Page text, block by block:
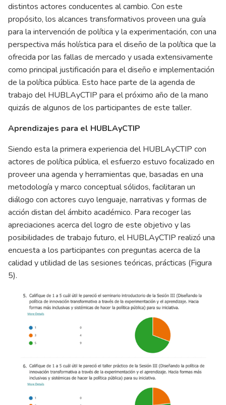
distintos actores conducentes al cambio. Con este
propósito, los alcances transformativos proveen una guía
para la intervención de política y la experimentación, con una
perspectiva más holística para el diseño de la política que la
ofrecida por las fallas de mercado y usada extensivamente
como principal justificación para el diseño e implementación
de la política pública. Esto hace parte de la agenda de
trabajo del HUBLAyCTIP para el próximo año de la mano
quizás de algunos de los participantes de este taller.
Aprendizajes para el HUBLAyCTIP
Siendo esta la primera experiencia del HUBLAyCTIP con
actores de política pública, el esfuerzo estuvo focalizado en
proveer una agenda y herramientas que, basadas en una
metodología y marco conceptual sólidos, facilitaran un
diálogo con actores cuyo lenguaje, narrativas y formas de
acción distan del ámbito académico. Para recoger las
apreciaciones acerca del logro de este objetivo y las
posibilidades de trabajo futuro, el HUBLAyCTIP realizó una
encuesta a los participantes con preguntas acerca de la
calidad y utilidad de las sesiones teóricas, prácticas (Figura
5).